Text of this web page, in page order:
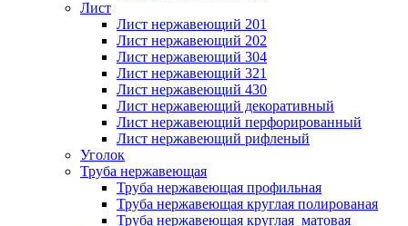
Лист
Лист нержавеющий 201
Лист нержавеющий 202
Лист нержавеющий 304
Лист нержавеющий 321
Лист нержавеющий 430
Лист нержавеющий декоративный
Лист нержавеющий перфорированный
Лист нержавеющий рифленый
Уголок
Труба нержавеющая
Труба нержавеющая профильная
Труба нержавеющая круглая полированая
Труба нержавеющая круглая матовая